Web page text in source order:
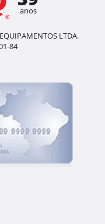
anos
LTDA.
84